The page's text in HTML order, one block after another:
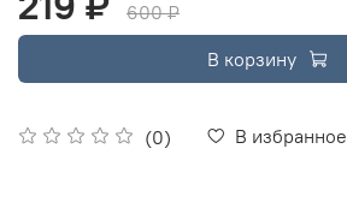
(0) В избранное
600 ₽
В корзину